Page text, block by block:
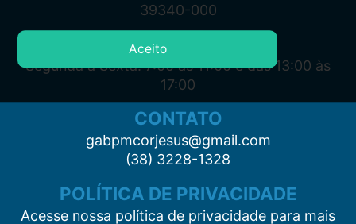
39340-000
ATENDIMENTO
Segunda à Sexta: 7:00 às 11:00 e das 13:00 às
17:00
CONTATO
gabpmcorjesus@gmail.com
(38) 3228-1328
POLÍTICA DE PRIVACIDADE
Acesse nossa política de privacidade para mais
Aceito